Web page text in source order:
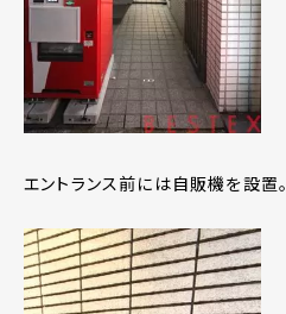
エントランス前には自販機を設置。